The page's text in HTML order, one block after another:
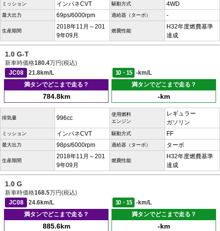
ミッション インパネCVT 駆動方式 4WD
最大出力 69ps/6000rpm 過給器（ターボ） -
生産期間
2018年11月～201
9年09月
燃費性能
H32年度燃費基準
達成
1.0 G-T
新車時価格180.4万円(税込)
JC08
21.8km/L 10・15
-km/L
満タンでどこまで走る？
784.8km
満タンでどこまで走る？
-km
排気量 996cc
使用燃料
エンジン
レギュラー
ガソリン
ミッション インパネCVT 駆動方式 FF
最大出力 98ps/6000rpm 過給器（ターボ） ターボ
生産期間
2018年11月～201
9年09月
燃費性能
H32年度燃費基準
達成
1.0 G
新車時価格168.5万円(税込)
JC08
24.6km/L 10・15
-km/L
満タンでどこまで走る？
885.6km
満タンでどこまで走る？
-km